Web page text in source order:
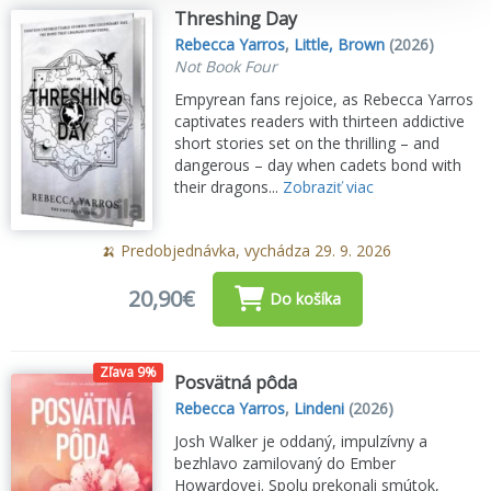
Threshing Day
Rebecca Yarros, Little, Brown (2026)
Not Book Four
Empyrean fans rejoice, as Rebecca Yarros
captivates readers with thirteen addictive
short stories set on the thrilling – and
dangerous – day when cadets bond with
their dragons... Zobraziť viac
🍌 Predobjednávka, vychádza 29. 9. 2026
20,90€ Do košíka
Zľava 9% Posvätná pôda
Rebecca Yarros, Lindeni (2026)
Josh Walker je oddaný, impulzívny a
bezhlavo zamilovaný do Ember
Howardovej. Spolu prekonali smútok,